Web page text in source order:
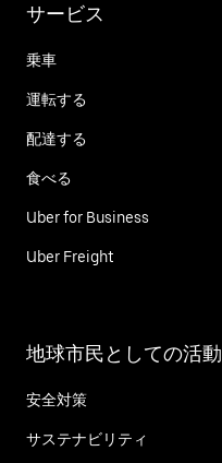
サービス
乗車
運転する
配達する
食べる
Uber for Business
Uber Freight
地球市民としての活動
安全対策
サステナビリティ